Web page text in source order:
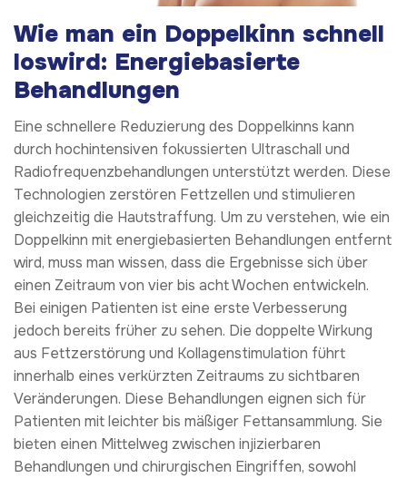
Wie man ein Doppelkinn schnell
loswird: Energiebasierte
Behandlungen
Eine schnellere Reduzierung des Doppelkinns kann
durch hochintensiven fokussierten Ultraschall und
Radiofrequenzbehandlungen unterstützt werden. Diese
Technologien zerstören Fettzellen und stimulieren
gleichzeitig die Hautstraffung. Um zu verstehen, wie ein
Doppelkinn mit energiebasierten Behandlungen entfernt
wird, muss man wissen, dass die Ergebnisse sich über
einen Zeitraum von vier bis acht Wochen entwickeln.
Bei einigen Patienten ist eine erste Verbesserung
jedoch bereits früher zu sehen. Die doppelte Wirkung
aus Fettzerstörung und Kollagenstimulation führt
innerhalb eines verkürzten Zeitraums zu sichtbaren
Veränderungen. Diese Behandlungen eignen sich für
Patienten mit leichter bis mäßiger Fettansammlung. Sie
bieten einen Mittelweg zwischen injizierbaren
Behandlungen und chirurgischen Eingriffen, sowohl